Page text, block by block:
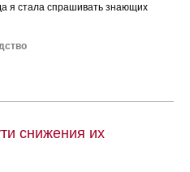
я стала спрашивать знающих
снижения их